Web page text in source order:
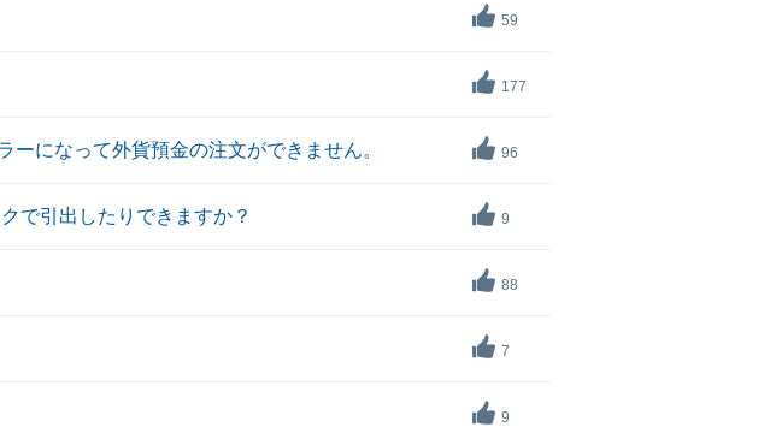
59
177
ーになって外貨預金の注文ができません。 96
で引出したりできますか？ 9
88
7
9